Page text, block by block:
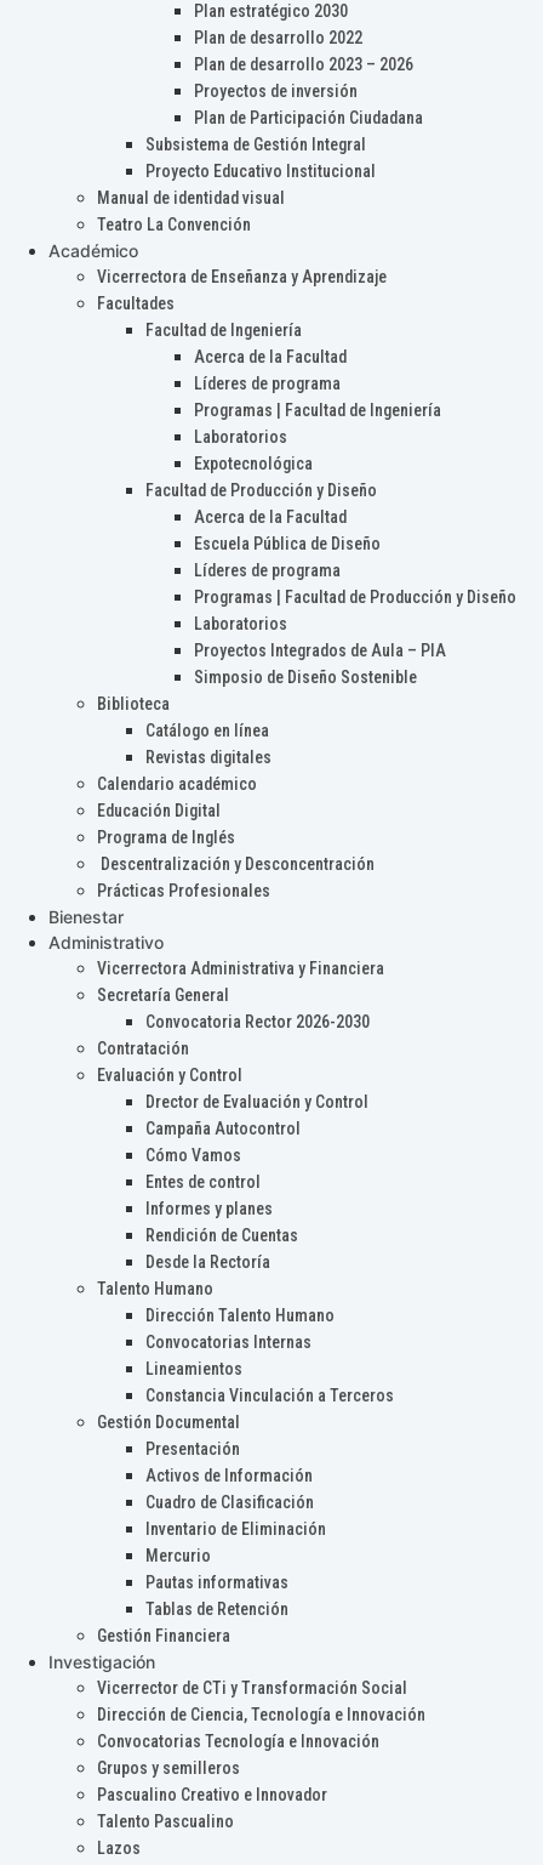
Plan estratégico 2030
Plan de desarrollo 2022
Plan de desarrollo 2023 – 2026
Proyectos de inversión
Plan de Participación Ciudadana
Subsistema de Gestión Integral
Proyecto Educativo Institucional
Manual de identidad visual
Teatro La Convención
Académico
Vicerrectora de Enseñanza y Aprendizaje
Facultades
Facultad de Ingeniería
Acerca de la Facultad
Líderes de programa
Programas | Facultad de Ingeniería
Laboratorios
Expotecnológica
Facultad de Producción y Diseño
Acerca de la Facultad
Escuela Pública de Diseño
Líderes de programa
Programas | Facultad de Producción y Diseño
Laboratorios
Proyectos Integrados de Aula – PIA
Simposio de Diseño Sostenible
Biblioteca
Catálogo en línea
Revistas digitales
Calendario académico
Educación Digital
Programa de Inglés
Descentralización y Desconcentración
Prácticas Profesionales
Bienestar
Administrativo
Vicerrectora Administrativa y Financiera
Secretaría General
Convocatoria Rector 2026-2030
Contratación
Evaluación y Control
Drector de Evaluación y Control
Campaña Autocontrol
Cómo Vamos
Entes de control
Informes y planes
Rendición de Cuentas
Desde la Rectoría
Talento Humano
Dirección Talento Humano
Convocatorias Internas
Lineamientos
Constancia Vinculación a Terceros
Gestión Documental
Presentación
Activos de Información
Cuadro de Clasificación
Inventario de Eliminación
Mercurio
Pautas informativas
Tablas de Retención
Gestión Financiera
Investigación
Vicerrector de CTi y Transformación Social
Dirección de Ciencia, Tecnología e Innovación
Convocatorias Tecnología e Innovación
Grupos y semilleros
Pascualino Creativo e Innovador
Talento Pascualino
Lazos